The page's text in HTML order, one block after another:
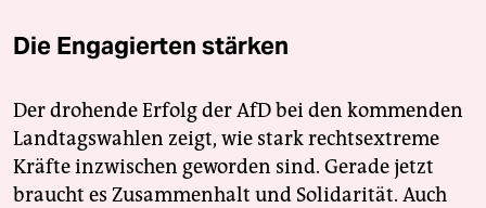
Die Engagierten stärken
Der drohende Erfolg der AfD bei den kommenden
Landtagswahlen zeigt, wie stark rechtsextreme
Kräfte inzwischen geworden sind. Gerade jetzt
braucht es Zusammenhalt und Solidarität. Auch